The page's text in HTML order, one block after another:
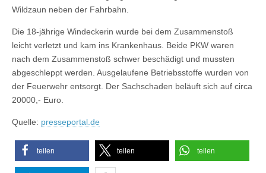
Wildzaun neben der Fahrbahn.
Die 18-jährige Windeckerin wurde bei dem Zusammenstoß
leicht verletzt und kam ins Krankenhaus. Beide PKW waren
nach dem Zusammenstoß schwer beschädigt und mussten
abgeschleppt werden. Ausgelaufene Betriebsstoffe wurden von
der Feuerwehr entsorgt. Der Sachschaden beläuft sich auf circa
20000,- Euro.
Quelle: presseportal.de
teilen teilen teilen